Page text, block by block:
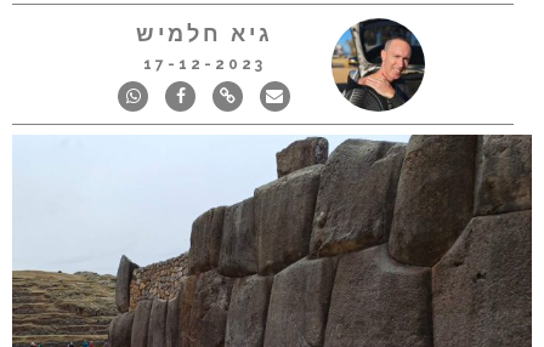
גיא חלמיש
17-12-2023